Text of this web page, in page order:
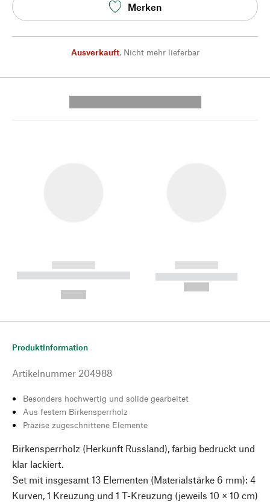
Merken
Ausverkauft, Nicht mehr lieferbar
------------
----------- ----------- --------
------------
----------- -----------
Produktinformation
Artikelnummer 204988
Besonders hochwertig und solide gearbeitet
Aus festem Birkensperrholz
Präzise zugeschnittene Elemente
Birkensperrholz (Herkunft Russland), farbig bedruckt und
klar lackiert.
Set mit insgesamt 13 Elementen (Materialstärke 6 mm): 4
Kurven, 1 Kreuzung und 1 T-Kreuzung (jeweils 10 × 10 cm)